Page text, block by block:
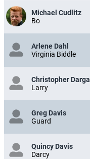
Michael Cudlitz
Bo
Arlene Dahl
Virginia Biddle
Christopher Darga
Larry
Greg Davis
Guard
Quincy Davis
Darcy